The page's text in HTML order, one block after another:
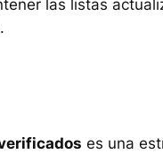
las listas
es una